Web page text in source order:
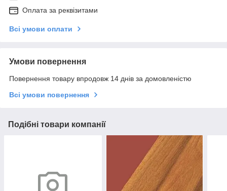
Оплата за реквізитами
Всі умови оплати
Умови повернення
Повернення товару впродовж 14 днів за домовленістю
Всі умови повернення
Подібні товари компанії